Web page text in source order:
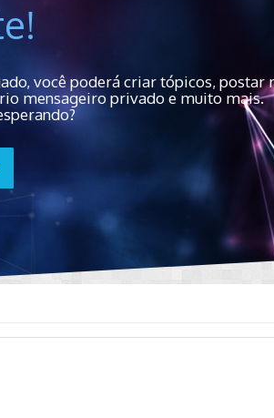
você poderá criar tópicos, postar
mensageiro privado e muito mais.